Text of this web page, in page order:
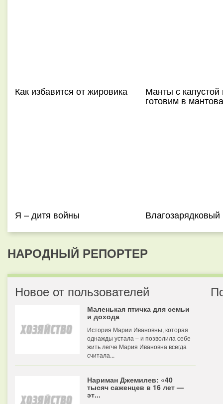
Как избавится от жировика Манты с
готовим в
Я – дитя войны
НАРОДНЫЙ РЕПОРТЕР
Новое от пользователей
Маленькая птичка для семьи
и дохода
История Марии Ивановны, которая
однажды устала – и позволила себе
жить легче Мария Ивановна всегда
считала...
Нариман Джемилев: «40
тысяч саженцев в 16 лет —
эт...